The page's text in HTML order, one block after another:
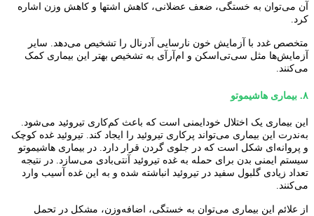
آن می‌توان به خستگی، ضعف عضلانی، کاهش اشتها و کاهش وزن اشاره
کرد.
متخصص غدد با آزمایش خون نارسایی آدرنال را تشخیص می‌دهد. سایر
آزمایش‌ها مثل سی‌تی‌اسکن و ام‌آرآی به تشخیص بهتر این بیماری کمک
می‌کنند.
۸. بیماری هاشیموتو
این بیماری یک اختلال خودایمنی است که باعث کم‌کاری تیروئید می‌شود.
به‌ندرت این بیماری می‌تواند پرکاری تیروئید را ایجاد کند. تیروئید غده کوچک
و پروانه‌ای شکل است که در جلوی گردن قرار دارد. در بیماری هاشیموتو
سیستم ایمنی بدن برای حمله به غده تیروئید آنتی‌بادی می‌سازد. در نتیجه
تعداد زیادی گلبول سفید در تیروئید انباشته شده و به این غده آسیب وارد
می‌کنند.
از علائم این بیماری می‌توان به خستگی، اضافه‌وزن، مشکل در تحمل